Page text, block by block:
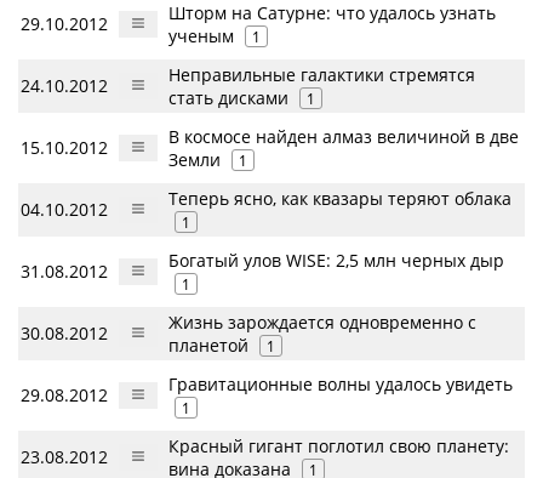
29.10.2012
Шторм на Сатурне: что удалось узнать
ученым
1
24.10.2012
Неправильные галактики стремятся
стать дисками
1
15.10.2012
В космосе найден алмаз величиной в две
Земли
1
04.10.2012 Теперь ясно, как квазары теряют облака
1
31.08.2012 Богатый улов WISE: 2,5 млн черных дыр
1
30.08.2012
Жизнь зарождается одновременно с
планетой
1
29.08.2012 Гравитационные волны удалось увидеть
1
23.08.2012
Красный гигант поглотил свою планету:
вина доказана
1